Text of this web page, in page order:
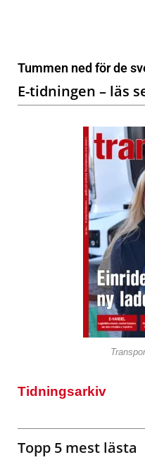
Tummen ned för de
E-tidningen – läs
Tidningsarkiv
Topp 5 mest lästa